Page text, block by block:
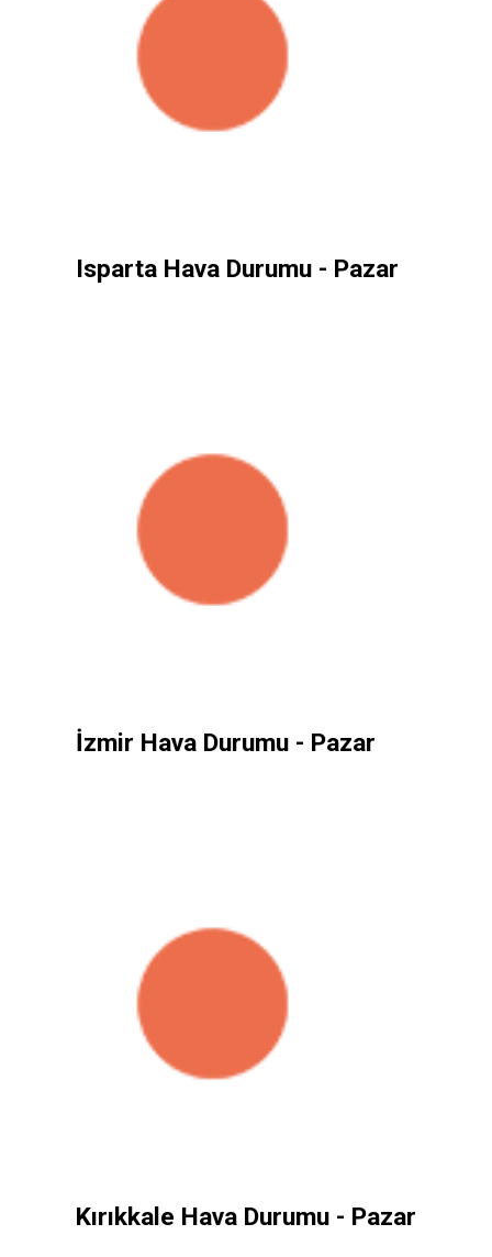
Isparta Hava Durumu - Pazar
İzmir Hava Durumu - Pazar
Kırıkkale Hava Durumu - Pazar